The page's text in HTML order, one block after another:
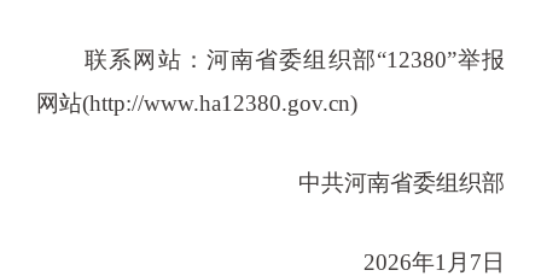
联系网站：河南省委组织部“12380”举报
网站(http://www.ha12380.gov.cn)
中共河南省委组织部
2026年1月7日